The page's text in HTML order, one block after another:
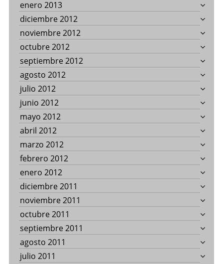
enero 2013
diciembre 2012
noviembre 2012
octubre 2012
septiembre 2012
agosto 2012
julio 2012
junio 2012
mayo 2012
abril 2012
marzo 2012
febrero 2012
enero 2012
diciembre 2011
noviembre 2011
octubre 2011
septiembre 2011
agosto 2011
julio 2011